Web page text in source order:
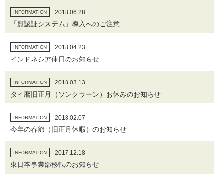
INFORMATION 2018.06.28
「顔認証システム」導入へのご注意
INFORMATION 2018.04.23
インドネシア休日のお知らせ
INFORMATION 2018.03.13
タイ暦旧正月（ソンクラーン）お休みのお知らせ
INFORMATION 2018.02.07
今年の春節（旧正月休暇）のお知らせ
INFORMATION 2017.12.18
東日本事業部移転のお知らせ